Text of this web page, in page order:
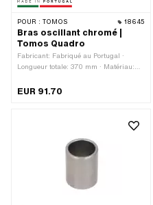
POUR : TOMOS 18645
Bras oscillant chromé |
Tomos Quadro
Fabricant: Fabriqué au Portugal ·
Longueur totale: 370 mm · Matériau:
Chrome · Largeur du logement: 130
EUR 91.70